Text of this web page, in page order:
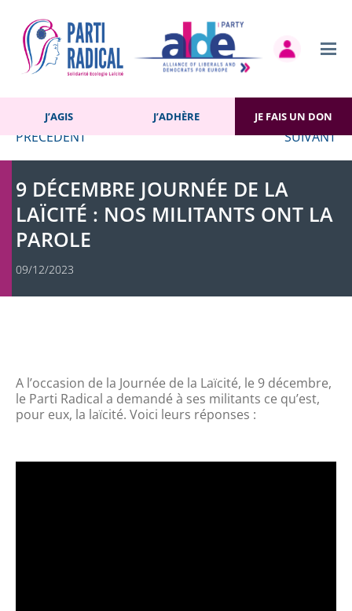
J’AGIS J’ADHÈRE JE FAIS UN DON
ACCUEIL» ACTUALITÉS VIDÉO»9 DÉCEMBRE JOURNÉE DE LA
LAÏCITÉ : NOS MILITANTS ONT LA PAROLE
de
l’article
PRÉCÉDENT SUIVANT
9 DÉCEMBRE JOURNÉE DE LA
LAÏCITÉ : NOS MILITANTS ONT LA
PAROLE
09/12/2023
A l’occasion de la Journée de la Laïcité, le 9 décembre,
le Parti Radical a demandé à ses militants ce qu’est,
pour eux, la laïcité. Voici leurs réponses :